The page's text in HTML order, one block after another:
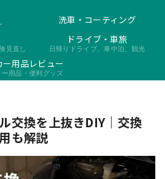
洗車・コーティング
見直し
ドライブ・車旅
日帰りドライブ、車中泊、観光
ー用品レビュー
ー用品・便利グッズ
交換を上抜きDIY｜交換
も解説